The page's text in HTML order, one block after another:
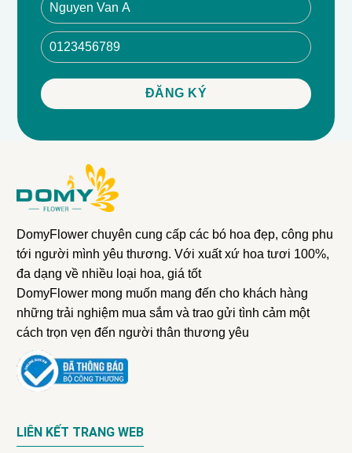
DomyFlower chuyên cung cấp các bó hoa đẹp, công phu
tới người mình yêu thương. Với xuất xứ hoa tươi 100%,
đa dạng về nhiều loại hoa, giá tốt
DomyFlower mong muốn mang đến cho khách hàng
những trải nghiệm mua sắm và trao gửi tình cảm một
cách trọn vẹn đến người thân thương yêu
LIÊN KẾT TRANG WEB